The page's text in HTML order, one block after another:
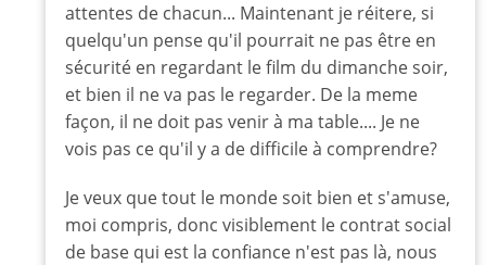
script
avant
de
voir
le
film?
Rappar
attentes de chacun... Maintenant je réitere, si
quelqu'un pense qu'il pourrait ne pas être en
sécurité en regardant le film du dimanche soir,
et bien il ne va pas le regarder. De la meme
façon, il ne doit pas venir à ma table.... Je ne
vois pas ce qu'il y a de difficile à comprendre?
Je veux que tout le monde soit bien et s'amuse,
moi compris, donc visiblement le contrat social
de base qui est la confiance n'est pas là, nous